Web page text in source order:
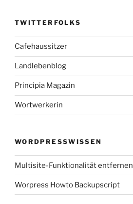
TWITTERFOLKS
Cafehaussitzer
Landlebenblog
Principia Magazin
Wortwerkerin
WORDPRESSWISSEN
Multisite-Funktionalität entfernen
Worpress Howto Backupscript